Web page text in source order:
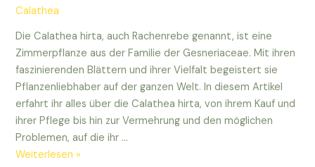
Calathea
Die Calathea hirta, auch Rachenrebe genannt, ist eine
Zimmerpflanze aus der Familie der Gesneriaceae. Mit ihren
faszinierenden Blättern und ihrer Vielfalt begeistert sie
Pflanzenliebhaber auf der ganzen Welt. In diesem Artikel
erfahrt ihr alles über die Calathea hirta, von ihrem Kauf und
ihrer Pflege bis hin zur Vermehrung und den möglichen
Problemen, auf die ihr …
Entdeckt
Weiterlesen »